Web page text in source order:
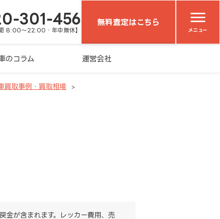
301-456
8:00～22:00・年中無休】
無料査定はこちら
メニュー
のコラム 運営会社
買取事例・買取相場
金が含まれます。レッカー費用、売